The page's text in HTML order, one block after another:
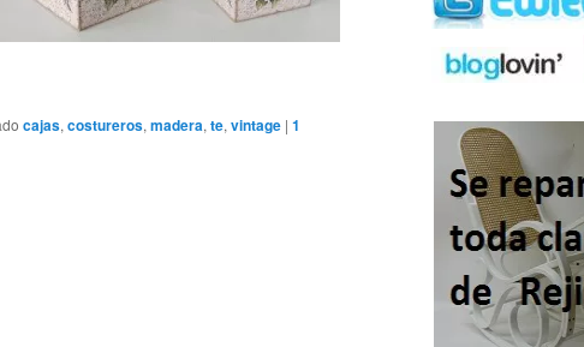
cajas, costureros, madera, te, vintage | 1